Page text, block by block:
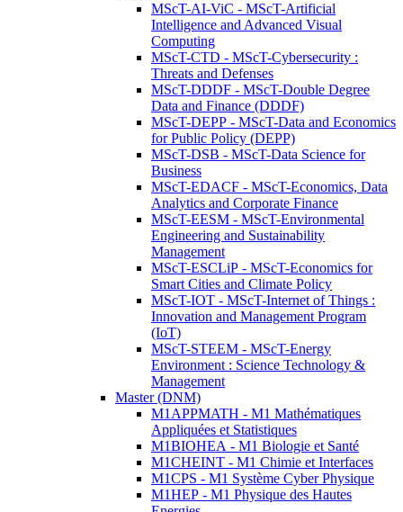
MScT-AI-ViC - MScT-Artificial
Intelligence and Advanced Visual
Computing
MScT-CTD - MScT-Cybersecurity :
Threats and Defenses
MScT-DDDF - MScT-Double Degree
Data and Finance (DDDF)
MScT-DEPP - MScT-Data and Economics
for Public Policy (DEPP)
MScT-DSB - MScT-Data Science for
Business
MScT-EDACF - MScT-Economics, Data
Analytics and Corporate Finance
MScT-EESM - MScT-Environmental
Engineering and Sustainability
Management
MScT-ESCLiP - MScT-Economics for
Smart Cities and Climate Policy
MScT-IOT - MScT-Internet of Things :
Innovation and Management Program
(IoT)
MScT-STEEM - MScT-Energy
Environment : Science Technology &
Management
Master (DNM)
M1APPMATH - M1 Mathématiques
Appliquées et Statistiques
M1BIOHEA - M1 Biologie et Santé
M1CHEINT - M1 Chimie et Interfaces
M1CPS - M1 Système Cyber Physique
M1HEP - M1 Physique des Hautes